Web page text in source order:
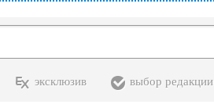
эксклюзив выбор редакции